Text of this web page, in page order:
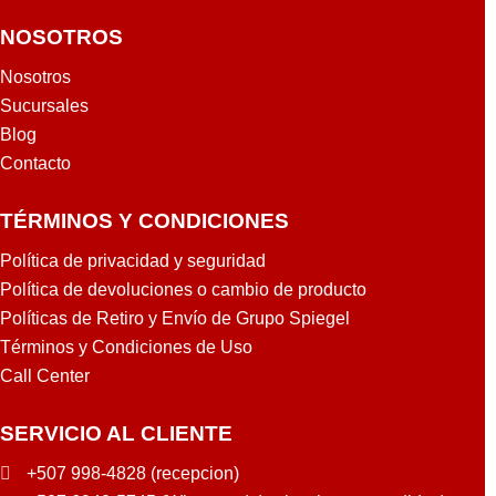
NOSOTROS
Nosotros
Sucursales
Blog
Contacto
TÉRMINOS Y CONDICIONES
Política de privacidad y seguridad
Política de devoluciones o cambio de producto
Políticas de Retiro y Envío de Grupo Spiegel
Términos y Condiciones de Uso
Call Center
SERVICIO AL CLIENTE
+507 998-4828 (recepcion)